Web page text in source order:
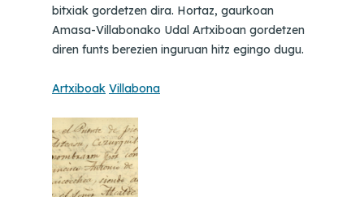
bitxiak gordetzen dira. Hortaz, gaurkoan
Amasa-Villabonako Udal Artxiboan gordetzen
diren funts berezien inguruan hitz egingo dugu.
Artxiboak Villabona